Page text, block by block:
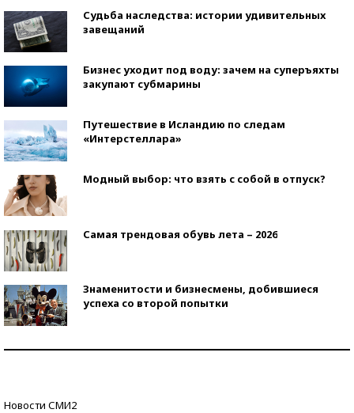
Судьба наследства: истории удивительных
завещаний
Бизнес уходит под воду: зачем на суперъяхты
закупают субмарины
Путешествие в Исландию по следам
«Интерстеллара»
Модный выбор: что взять с собой в отпуск?
Самая трендовая обувь лета – 2026
Знаменитости и бизнесмены, добившиеся
успеха со второй попытки
Новости СМИ2